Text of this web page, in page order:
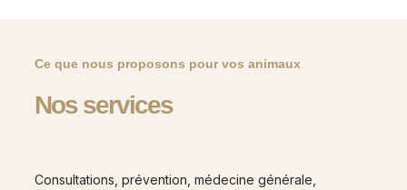
Ce que nous proposons pour vos animaux
Nos services
Consultations, prévention, médecine générale,